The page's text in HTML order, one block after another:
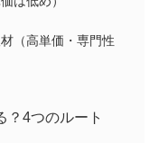
（高単価・専門性
？4つのルート